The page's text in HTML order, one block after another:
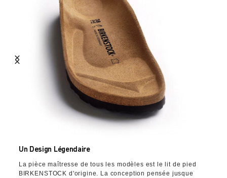
Un Design Légendaire
La pièce maîtresse de tous les modèles est le lit de pied
BIRKENSTOCK d'origine. La conception pensée jusque